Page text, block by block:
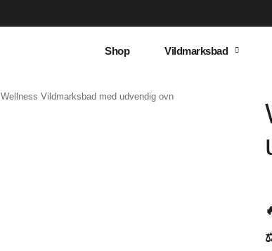
Shop Vildmarksbad
Wellness Vildmarksbad med udvendig ovn